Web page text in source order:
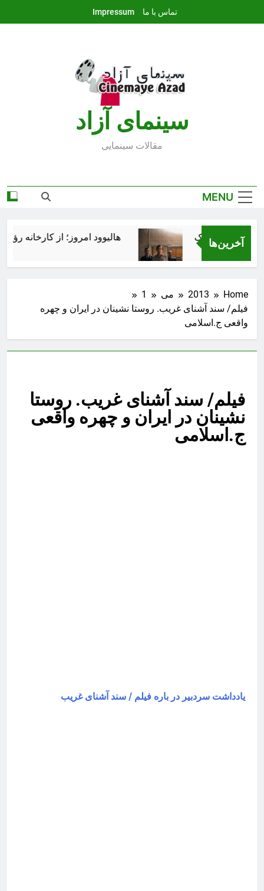
تماس با ما Impressum
سينماى آزاد
مقالات سينمايى
MENU
آخرین‌ها هالیوود امروز؛ از کارخانه
Home
2013 می
1
فیلم/ سند آشنای غریب. روستا نشینان در ایران و چهره
واقعی ج.اسلامی
فیلم/ سند آشنای غریب. روستا
نشینان در ایران و چهره واقعی
ج.اسلامی
یادداشت سردبیر در باره فیلم / سند آشنای غریب